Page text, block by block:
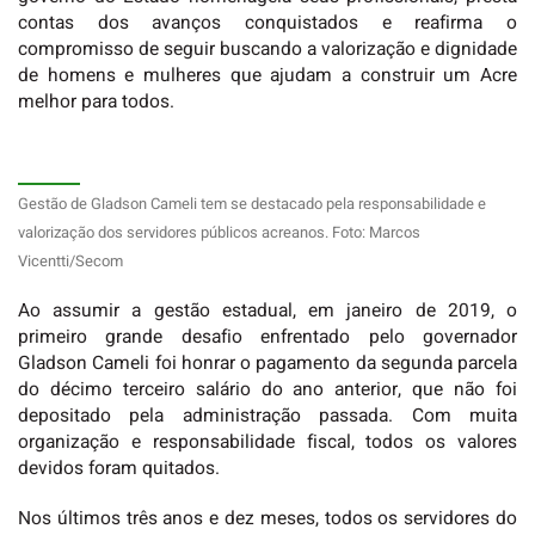
contas dos avanços conquistados e reafirma o
compromisso de seguir buscando a valorização e dignidade
de homens e mulheres que ajudam a construir um Acre
melhor para todos.
Gestão de Gladson Cameli tem se destacado pela responsabilidade e
valorização dos servidores públicos acreanos. Foto: Marcos
Vicentti/Secom
Ao assumir a gestão estadual, em janeiro de 2019, o
primeiro grande desafio enfrentado pelo governador
Gladson Cameli foi honrar o pagamento da segunda parcela
do décimo terceiro salário do ano anterior, que não foi
depositado pela administração passada. Com muita
organização e responsabilidade fiscal, todos os valores
devidos foram quitados.
Nos últimos três anos e dez meses, todos os servidores do